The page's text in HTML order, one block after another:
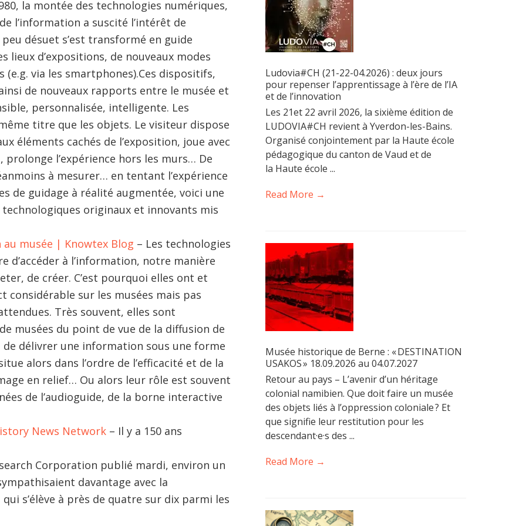
la montée des technologies numériques,
l’information a suscité l’intérêt de
désuet s’est transformé en guide
lieux d’expositions, de nouveaux modes
(e.g. via les smartphones).Ces dispositifs,
de nouveaux rapports entre le musée et
personnalisée, intelligente. Les
titre que les objets. Le visiteur dispose
éléments cachés de l’exposition, joue avec
l’expérience hors les murs… De
à mesurer… en tentant l’expérience
de guidage à réalité augmentée, voici une
originaux et innovants mis
musée | Knowtex Blog – Les technologies
à l’information, notre manière
de créer. C’est pourquoi elles ont et
sur les musées mais pas
Très souvent, elles sont
musées du point de vue de la diffusion de
délivrer une information sous une forme
alors dans l’ordre de l’efficacité et de la
en relief… Ou alors leur rôle est souvent
de l’audioguide, de la borne interactive
News Network – Il y a 150 ans
Corporation publié mardi, environ un
davantage avec la
s’élève à près de quatre sur dix parmi les
Ludovia#CH (21-22-04.2026) : deux jours
pour repenser l’apprentissage à l’ère de l’IA
et de l’innovation
Les 21et 22 avril 2026, la sixième édition de
LUDOVIA#CH revient à Yverdon-les-Bains.
Organisé conjointement par la Haute école
pédagogique du canton de Vaud et de
la Haute école ...
Read More →
Musée historique de Berne : « DESTINATION
USAKOS » 18.09.2026 au 04.07.2027
Retour au pays – L’avenir d’un héritage
colonial namibien. Que doit faire un musée
des objets liés à l’oppression coloniale ? Et
que signifie leur restitution pour les
descendant·e·s des ...
Read More →